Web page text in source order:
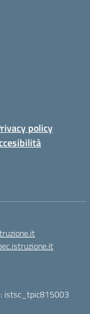
policy
istsc_tpic815003